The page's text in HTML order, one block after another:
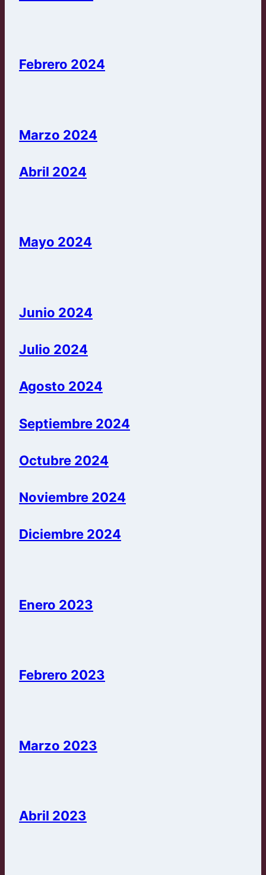
Febrero 2024
Marzo 2024
Abril 2024
Mayo 2024
Junio 2024
Julio 2024
Agosto 2024
Septiembre 2024
Octubre 2024
Noviembre 2024
Diciembre 2024
Enero 2023
Febrero 2023
Marzo 2023
Abril 2023